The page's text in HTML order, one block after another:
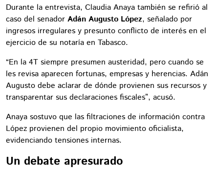
Durante la entrevista, Claudia Anaya también se refirió al
caso del senador Adán Augusto López, señalado por
ingresos irregulares y presunto conflicto de interés en el
ejercicio de su notaría en Tabasco.
“En la 4T siempre presumen austeridad, pero cuando se
les revisa aparecen fortunas, empresas y herencias. Adán
Augusto debe aclarar de dónde provienen sus recursos y
transparentar sus declaraciones fiscales”, acusó.
Anaya sostuvo que las filtraciones de información contra
López provienen del propio movimiento oficialista,
evidenciando tensiones internas.
Un debate apresurado